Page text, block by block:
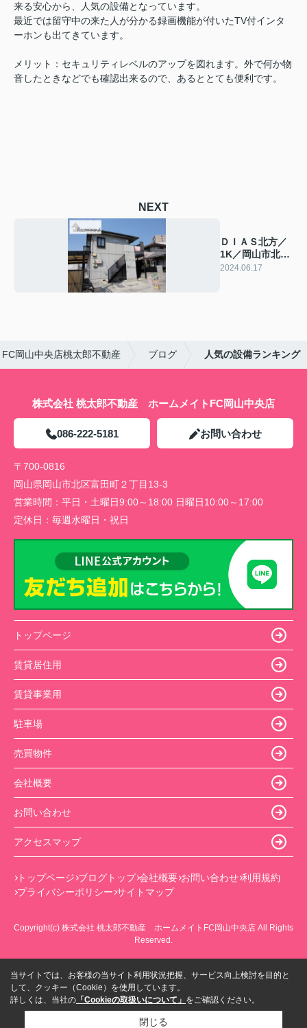
来る安心から、人気の設備となっています。
最近では留守中の来た人が分かる録画機能が付いたTV付インタ
ーホンも出てきています。
メリット：セキュリティレベルのアップを図れます。外で何か物
音したときなどでも確認出来るので、あるととても便利です。
NEXT
ＤＩＡＳ北方／
1K／岡山市北区
北方
2024.06.17
岡山中央店桃太郎不動産 ブログ 人気の設備ランキング
株式会社 桃太郎不動産 ホームメイトFC岡山中央店
086-222-5181 お問い合わせ
〒700-0816
岡山県岡山市北区富田町２丁目13-3
営業時間： 平日・土曜日9:00～18:00 日曜日10:00～17:00
定休日： 毎週水曜日・祝日
トップページ
賃貸居住用
賃貸事業用
駐車場
売買物件
会社概要
お問い合わせ
アクセスマップ
トップページ ブログトップ 会社概要 お問い合わせ 利用規約
プライバシーポリシー サイトマップ
Copyright(c) 株式会社 桃太郎不動産 ホームメイトFC岡山中央店 All Rights
Reserved.
当サイトでは、お客様の当サイト利用状況把握、サービス向上検討を目的と
して、クッキー（Cookie）を使用しています。
詳しくは、当社の 「Cookieの取扱いについて」 をご確認ください。
閉じる